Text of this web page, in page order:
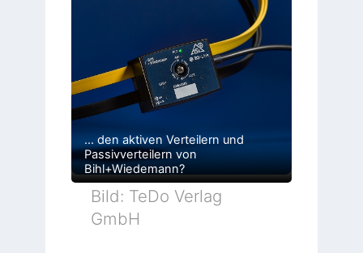
… den aktiven Verteilern und
Passivverteilern von
Bihl+Wiedemann?
Bild: TeDo Verlag
GmbH